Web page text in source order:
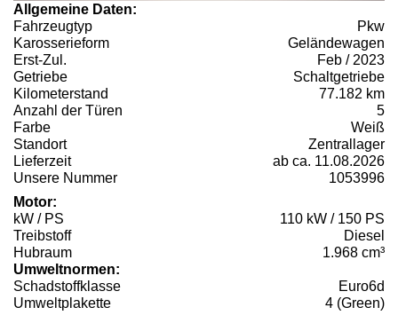
Allgemeine Daten:
Fahrzeugtyp
Pkw
Karosserieform
Geländewagen
Erst-Zul.
Feb / 2023
Getriebe
Schaltgetriebe
Kilometerstand
77.182 km
Anzahl der Türen
5
Farbe
Weiß
Standort
Zentrallager
Lieferzeit
ab ca. 11.08.2026
Unsere Nummer
1053996
Motor:
kW / PS
110 kW / 150 PS
Treibstoff
Diesel
Hubraum
1.968 cm³
Umweltnormen:
Schadstoffklasse
Euro6d
Umweltplakette
4 (Green)